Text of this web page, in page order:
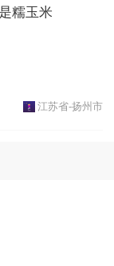
糯玉米
江苏省-扬州市